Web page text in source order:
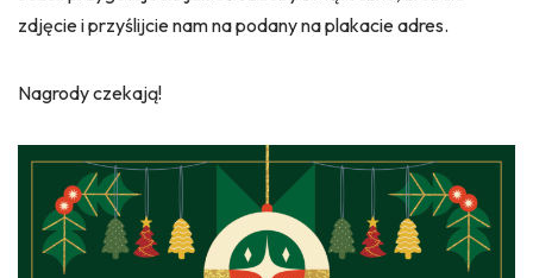
zdjęcie i przyślijcie nam na podany na plakacie adres.
Nagrody czekają!